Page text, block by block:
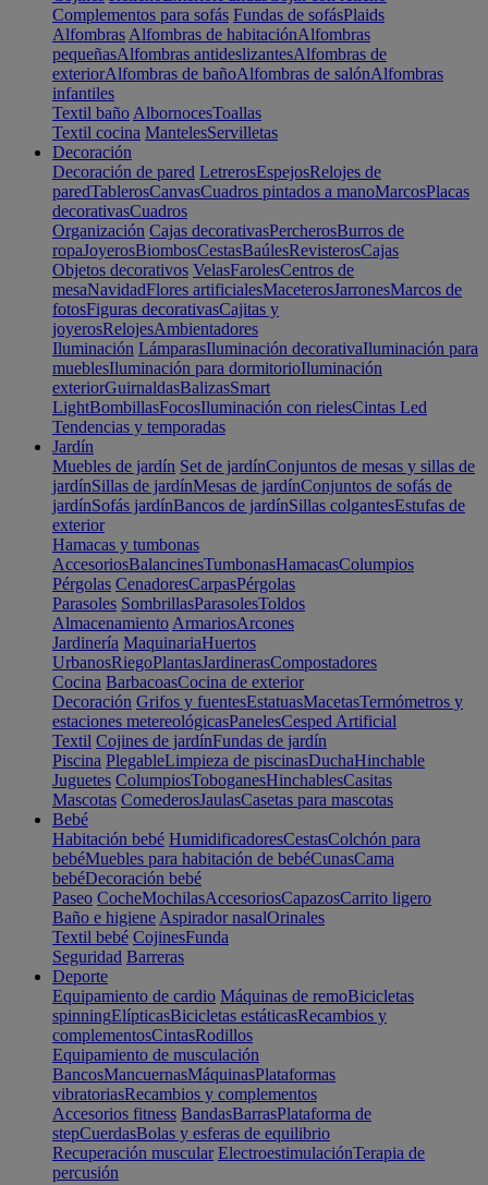
Complementos para sofás Fundas de sofásPlaids
Alfombras Alfombras de habitaciónAlfombras
pequeñasAlfombras antideslizantesAlfombras de
exteriorAlfombras de bañoAlfombras de salónAlfombras
infantiles
Textil baño AlbornocesToallas
Textil cocina MantelesServilletas
Decoración
Decoración de pared LetrerosEspejosRelojes de
paredTablerosCanvasCuadros pintados a manoMarcosPlacas
decorativasCuadros
Organización Cajas decorativasPercherosBurros de
ropaJoyerosBiombosCestasBaúlesRevisterosCajas
Objetos decorativos VelasFarolesCentros de
mesaNavidadFlores artificialesMaceterosJarronesMarcos de
fotosFiguras decorativasCajitas y
joyerosRelojesAmbientadores
Iluminación LámparasIluminación decorativaIluminación para
mueblesIluminación para dormitorioIluminación
exteriorGuirnaldasBalizasSmart
LightBombillasFocosIluminación con rielesCintas Led
Tendencias y temporadas
Jardín
Muebles de jardín Set de jardínConjuntos de mesas y sillas de
jardínSillas de jardínMesas de jardínConjuntos de sofás de
jardínSofás jardínBancos de jardínSillas colgantesEstufas de
exterior
Hamacas y tumbonas
AccesoriosBalancinesTumbonasHamacasColumpios
Pérgolas CenadoresCarpasPérgolas
Parasoles SombrillasParasolesToldos
Almacenamiento ArmariosArcones
Jardinería MaquinariaHuertos
UrbanosRiegoPlantasJardinerasCompostadores
Cocina BarbacoasCocina de exterior
Decoración Grifos y fuentesEstatuasMacetasTermómetros y
estaciones metereológicasPanelesCesped Artificial
Textil Cojines de jardínFundas de jardín
Piscina PlegableLimpieza de piscinasDuchaHinchable
Juguetes ColumpiosToboganesHinchablesCasitas
Mascotas ComederosJaulasCasetas para mascotas
Bebé
Habitación bebé HumidificadoresCestasColchón para
bebéMuebles para habitación de bebéCunasCama
bebéDecoración bebé
Paseo CocheMochilasAccesoriosCapazosCarrito ligero
Baño e higiene Aspirador nasalOrinales
Textil bebé CojinesFunda
Seguridad Barreras
Deporte
Equipamiento de cardio Máquinas de remoBicicletas
spinningElípticasBicicletas estáticasRecambios y
complementosCintasRodillos
Equipamiento de musculación
BancosMancuernasMáquinasPlataformas
vibratoriasRecambios y complementos
Accesorios fitness BandasBarrasPlataforma de
stepCuerdasBolas y esferas de equilibrio
Recuperación muscular ElectroestimulaciónTerapia de
percusión